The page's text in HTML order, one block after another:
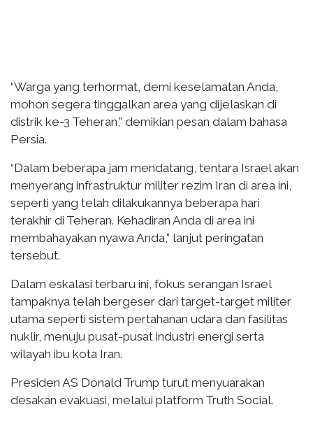
“Warga yang terhormat, demi keselamatan Anda,
mohon segera tinggalkan area yang dijelaskan di
distrik ke-3 Teheran,” demikian pesan dalam bahasa
Persia.
“Dalam beberapa jam mendatang, tentara Israel akan
menyerang infrastruktur militer rezim Iran di area ini,
seperti yang telah dilakukannya beberapa hari
terakhir di Teheran. Kehadiran Anda di area ini
membahayakan nyawa Anda,” lanjut peringatan
tersebut.
Dalam eskalasi terbaru ini, fokus serangan Israel
tampaknya telah bergeser dari target-target militer
utama seperti sistem pertahanan udara dan fasilitas
nuklir, menuju pusat-pusat industri energi serta
wilayah ibu kota Iran.
Presiden AS Donald Trump turut menyuarakan
desakan evakuasi, melalui platform Truth Social.